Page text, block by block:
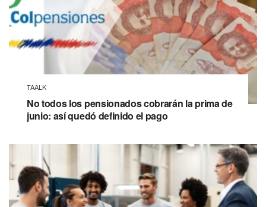
TAALK
No todos los pensionados cobrarán la prima de
junio: así quedó definido el pago